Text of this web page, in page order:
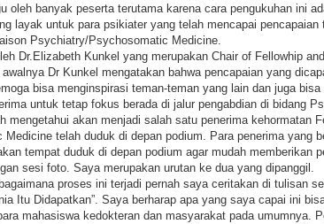
oleh banyak peserta terutama karena cara pengukuhan ini
layak untuk para psikiater yang telah mencapai pencapaian
Psychiatry/Psychosomatic Medicine.
Dr.Elizabeth Kunkel yang merupakan Chair of Fellowhip
Dr Kunkel mengatakan bahwa pencapaian yang
bisa menginspirasi teman-teman yang lain dan juga bisa
untuk tetap fokus berada di jalur pengabdian di bidang
mengetahui akan menjadi salah satu penerima kehormatan
Medicine telah duduk di depan podium. Para penerima yang
tempat duduk di depan podium agar mudah memberikan
sesi foto. Saya merupakan urutan ke dua yang dipanggil.
proses ini terjadi pernah saya ceritakan di tulisan
Itu Didapatkan”. Saya berharap apa yang saya capai ini
mahasiswa kedokteran dan masyarakat pada umumnya.